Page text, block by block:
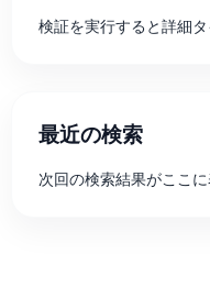
検証を実行すると詳細
最近の検索
次回の検索結果がここに